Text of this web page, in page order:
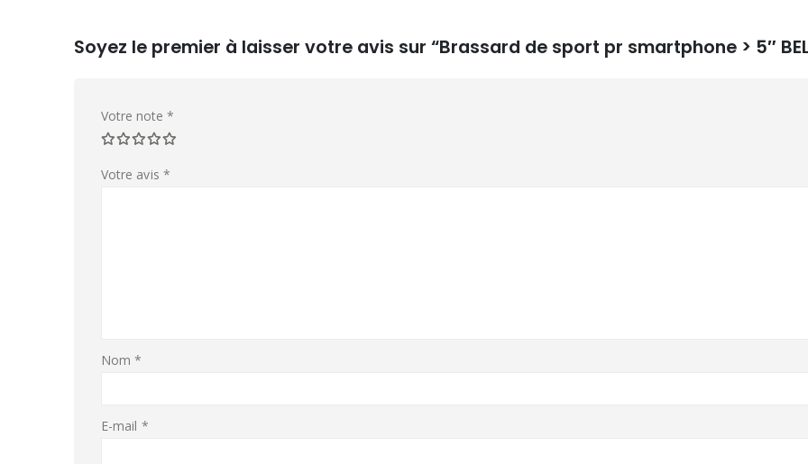
Soyez le premier à laisser votre avis sur “Brassard de sport pr smartphone > 5″
Votre note *
Votre avis *
Nom*
E-mail *